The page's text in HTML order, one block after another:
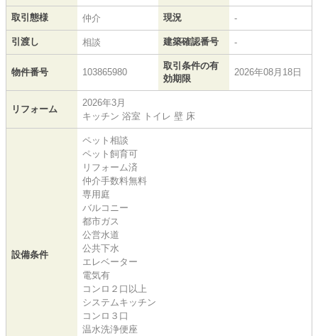
取引態様 仲介 現況 -
引渡し 相談 建築確認番号 -
物件番号 103865980
取引条件の有
効期限
2026年08月18日
リフォーム
2026年3月
キッチン 浴室 トイレ 壁 床
設備条件
ペット相談
ペット飼育可
リフォーム済
仲介手数料無料
専用庭
バルコニー
都市ガス
公営水道
公共下水
エレベーター
電気有
コンロ２口以上
システムキッチン
コンロ３口
温水洗浄便座